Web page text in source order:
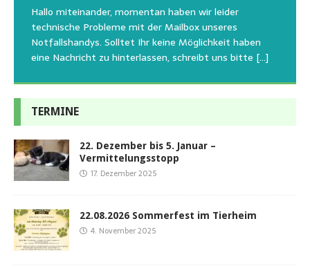
Hallo miteinander, momentan haben wir leider
technische Probleme mit der Mailbox unseres
Notfallshandys. Solltet Ihr keine Möglichkeit haben
eine Nachricht zu hinterlassen, schreibt uns bitte […]
Tierschutzinitiative Haßberge natürlich, wie auch in
den letzten 20 Jahren, immer noch für alle verwaisten
oder[…]
Sommerfest das Hundehaus zum Schutz unserer Tiere
geschlossen bleibt.Viele unserer Hunde erleben einen
emotionalen Stress bei Begegnung[…]
die gesteigerten Kosten auch uns so richtig in die Knie
und[…]
TERMINE
22. Dezember bis 5. Januar –
Vermittelungsstopp
17. Dezember 2025
22.08.2026 Sommerfest im Tierheim
4. November 2025